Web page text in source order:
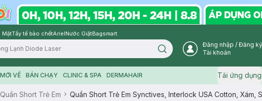
MặtTẩy tế bào chếtArielNước GiặtBagsmart
Search icon User Icon
Đăng nhập / Đăng ký
Tài khoản
VỀ BÁN CHẠY CLINIC & SPA DERMAHAIR Tải ứng dụng
Quần Short Trẻ Em Quần Short Trẻ Em Synctives, Interlock USA Cotton, Xám,